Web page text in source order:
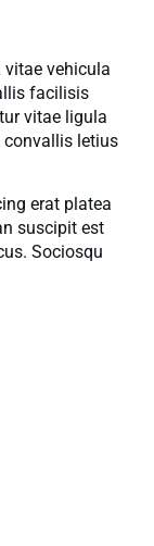
vehicula
facilisis
vitae ligula
convallis letius
erat platea
suscipit est
Sociosqu